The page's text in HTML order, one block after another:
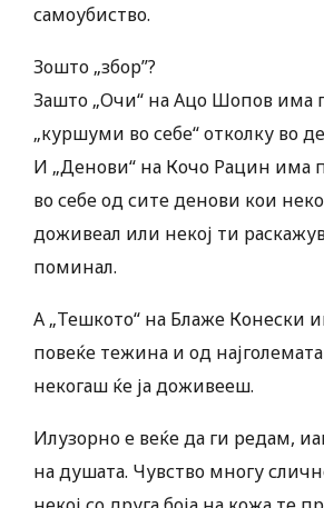
самоубиство.
Зошто „збор”?
Зашто „Очи“ на Ацо Шопов има
„куршуми во себе“ отколку во
И „Денови“ на Кочо Рацин има
во себе од сите денови кои
доживеал или некој ти
поминал.
А „Тешкото“ на Блаже Конески
повеќе тежина и од
некогаш ќе ја доживееш.
Илузорно е веќе да ги редам,
на душата. Чувство многу